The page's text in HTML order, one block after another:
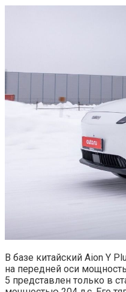
В базе китайский Aion Y
на передней оси
5 представлен только в